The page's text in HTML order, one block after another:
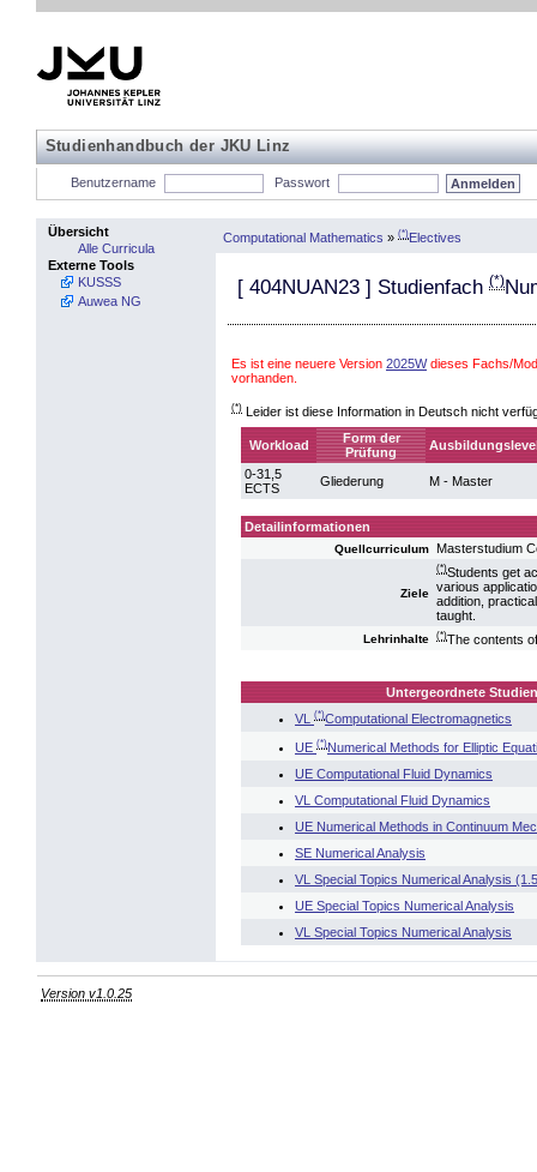
Studienhandbuch der JKU Linz
Benutzername Passwort
Übersicht
Alle Curricula
Externe Tools
KUSSS
Auwea NG
Computational Mathematics » (*)Electives
[ 404NUAN23 ] Studienfach (*)
Es ist eine neuere Version 2025Wdieses Fachs/
vorhanden.
(*) Leider ist diese Information in Deutsch nicht
Workload
Form der
Prüfung
0-31,5
ECTS
Gliederung M - Master
Detailinformationen
Quellcurriculum Masterstudium
Ziele
(*)Students get
various
addition,
taught.
Lehrinhalte (*)The contents
Untergeordnete
VL
(*)Computational Electromagnetics
UE (*)Numerical Methods for Elliptic
UE Computational Fluid Dynamics
VL Computational Fluid Dynamics
UE Numerical Methods in Continuum
SE Numerical Analysis
VL Special Topics Numerical Analysis
UE Special Topics Numerical Analysis
VL Special Topics Numerical Analysis
Version v1.0.25